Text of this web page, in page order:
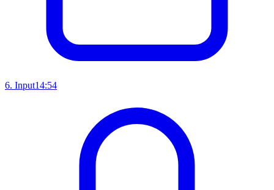
6. Input14:54